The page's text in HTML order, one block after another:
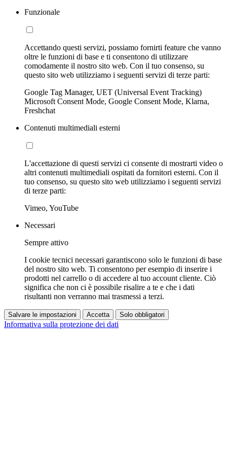
Funzionale
Accettando questi servizi, possiamo fornirti feature che vanno
oltre le funzioni di base e ti consentono di utilizzare
comodamente il nostro sito web. Con il tuo consenso, su
questo sito web utilizziamo i seguenti servizi di terze parti:
Google Tag Manager, UET (Universal Event Tracking)
Microsoft Consent Mode, Google Consent Mode, Klarna,
Freshchat
Contenuti multimediali esterni
L'accettazione di questi servizi ci consente di mostrarti video o
altri contenuti multimediali ospitati da fornitori esterni. Con il
tuo consenso, su questo sito web utilizziamo i seguenti servizi
di terze parti:
Vimeo, YouTube
Necessari
Sempre attivo
I cookie tecnici necessari garantiscono solo le funzioni di base
del nostro sito web. Ti consentono per esempio di inserire i
prodotti nel carrello o di accedere al tuo account cliente. Ciò
significa che non ci è possibile risalire a te e che i dati
risultanti non verranno mai trasmessi a terzi.
Salvare le impostazioni Accetta Solo obbligatori
Informativa sulla protezione dei dati